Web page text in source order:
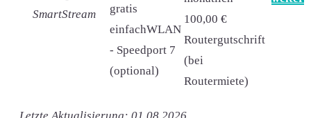
SmartStream
gratis
einfachWLAN
- Speedport 7
(optional)
100,00 €
Routergutschrift
(bei
Routermiete)
Letzte Aktualisierung: 01.08.2026